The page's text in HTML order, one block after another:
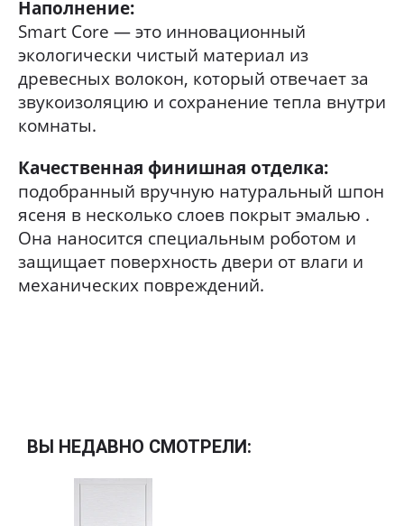
Наполнение:
Smart Core — это инновационный
экологически чистый материал из
древесных волокон, который отвечает за
звукоизоляцию и сохранение тепла внутри
комнаты.
Качественная финишная отделка:
подобранный вручную натуральный шпон
ясеня в несколько слоев покрыт эмалью .
Она наносится специальным роботом и
защищает поверхность двери от влаги и
механических повреждений.
ВЫ НЕДАВНО СМОТРЕЛИ: